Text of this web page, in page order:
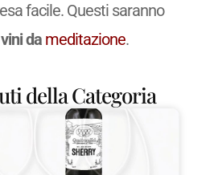
facile. Questi saranno
vini da meditazione.
della Categoria